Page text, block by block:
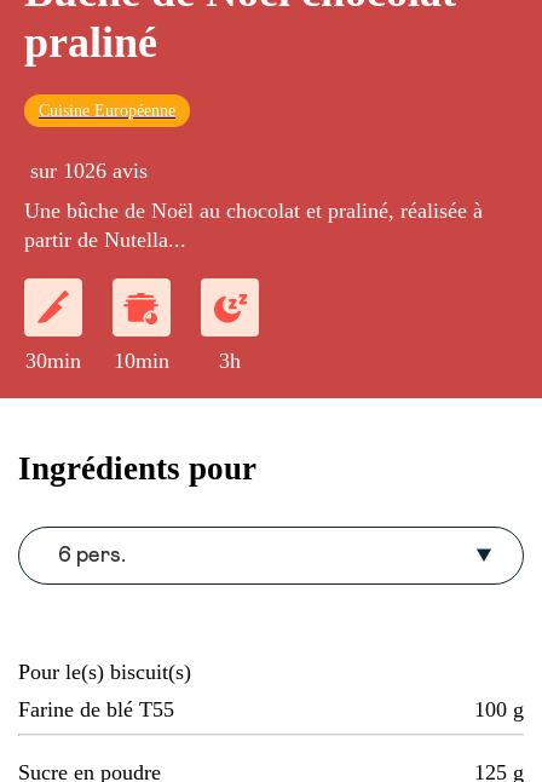
praliné
Cuisine Européenne
sur 1026 avis
Une bûche de Noël au chocolat et praliné, réalisée à
partir de Nutella...
30min 10min 3h
Ingrédients pour
6 pers.
Pour le(s) biscuit(s)
Farine de blé T55
100 g
Sucre en poudre 125 g